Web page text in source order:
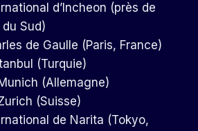
d’Incheon (près de
Sud)
de Gaulle (Paris, France)
(Turquie)
(Allemagne)
(Suisse)
de Narita (Tokyo,